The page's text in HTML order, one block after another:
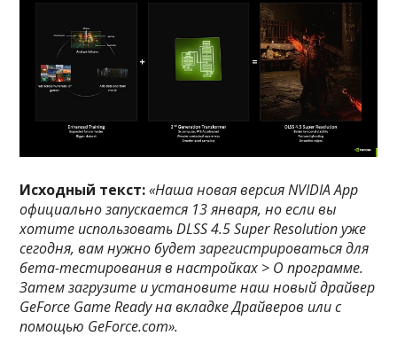
Исходный текст:«Наша новая версия NVIDIA App
официально запускается 13 января, но если вы
хотите использовать DLSS 4.5 Super Resolution уже
сегодня, вам нужно будет зарегистрироваться для
бета-тестирования в настройках > О программе.
Затем загрузите и установите наш новый драйвер
GeForce Game Ready на вкладке Драйверов или с
помощью GeForce.com».